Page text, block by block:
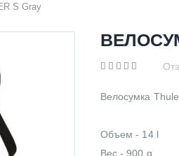
S Gray
Велосумка
Объем - 14 l
Вес - 900 g